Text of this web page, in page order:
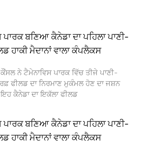
ਪਾਰਕ ਬਣਿਆ ਕੈਨੇਡਾ ਦਾ ਪਹਿਲਾ ਪਾਣੀ-
ਹਾਕੀ ਮੈਦਾਨਾਂ ਵਾਲਾ ਕੰਪਲੈਕਸ
ਕੌਂਸਲ ਨੇ ਟੈਮੇਨਾਵਿਸ ਪਾਰਕ ਵਿੱਚ ਤੀਜੇ ਪਾਣੀ-
ਫੀਲਡ ਦਾ ਨਿਰਮਾਣ ਮੁਕੰਮਲ ਹੋਣ ਦਾ ਜਸ਼ਨ
ਕੈਨੇਡਾ ਦਾ ਇਕੱਲਾ ਫੀਲਡ
ਪਾਰਕ ਬਣਿਆ ਕੈਨੇਡਾ ਦਾ ਪਹਿਲਾ ਪਾਣੀ-
ਹਾਕੀ ਮੈਦਾਨਾਂ ਵਾਲਾ ਕੰਪਲੈਕਸ